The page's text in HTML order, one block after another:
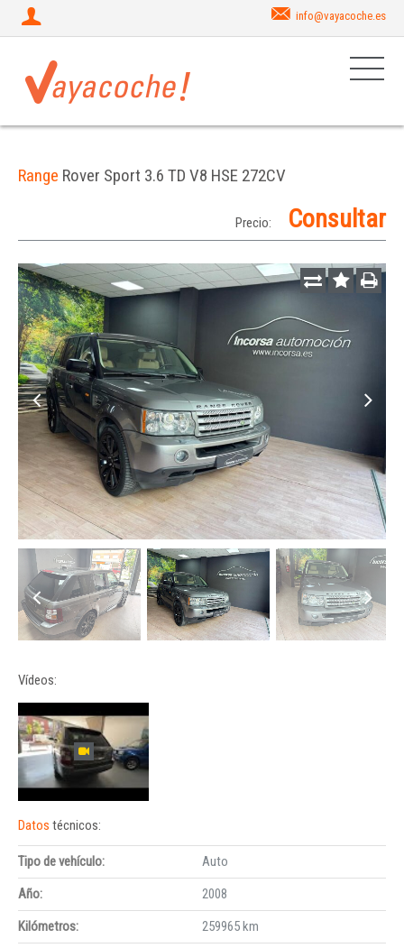
info@vayacoche.es
Range Rover Sport 3.6 TD V8 HSE 272CV
Precio: Consultar
Vídeos:
Datos técnicos:
Tipo de vehículo:
Auto
Año:
2008
Kilómetros:
259965 km